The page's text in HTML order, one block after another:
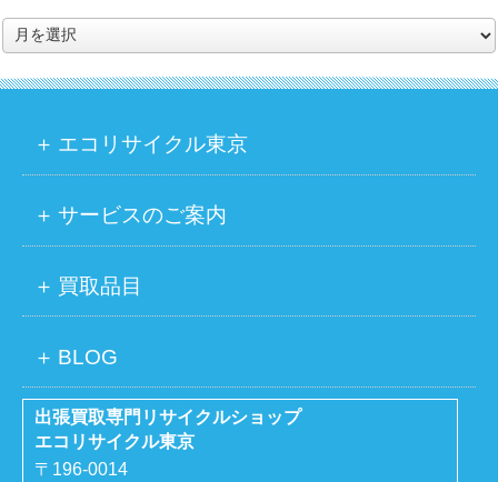
ア
ー
イ
エコリサイクル東京
サービスのご案内
買取品目
BLOG
出張買取専門リサイクルショップ
エコリサイクル東京
〒196-0014